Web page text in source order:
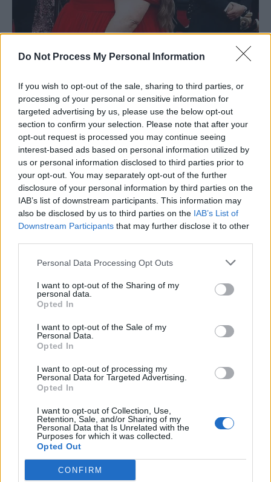
Do Not Process My Personal Information
If you wish to opt-out of the sale, sharing to third parties, or
processing of your personal or sensitive information for
targeted advertising by us, please use the below opt-out
section to confirm your selection. Please note that after your
opt-out request is processed you may continue seeing
interest-based ads based on personal information utilized by
us or personal information disclosed to third parties prior to
your opt-out. You may separately opt-out of the further
disclosure of your personal information by third parties on the
IAB’s list of downstream participants. This information may
also be disclosed by us to third parties on the IAB’s List of
Downstream Participants that may further disclose it to other
Personal Data Processing Opt Outs
I want to opt-out of the Sharing of my
personal data.
Opted In
I want to opt-out of the Sale of my
Personal Data.
Opted In
I want to opt-out of processing my
Personal Data for Targeted Advertising.
Opted In
I want to opt-out of Collection, Use,
Retention, Sale, and/or Sharing of my
Personal Data that Is Unrelated with the
Purposes for which it was collected.
Opted Out
CONFIRM